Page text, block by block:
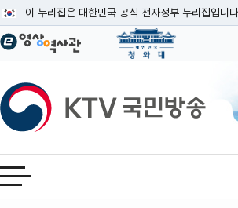
이 누리집은 대한민국 공식 전자정부 누리집입니
공식 누리집 주소 확인하기
이밖에 or.kr 또는 .kr등 다른 도메인 주소를 사용
운영중인 공식 누리집보기
KTV국민방송
전체메뉴 열기
본문